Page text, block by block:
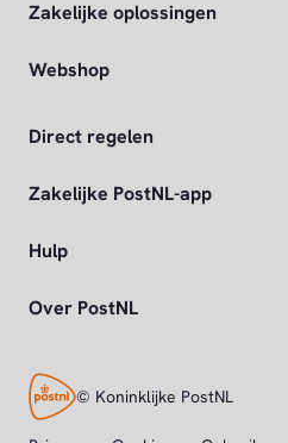
Zakelijke oplossingen
Webshop
Direct regelen
Zakelijke PostNL-app
Hulp
Over PostNL
© Koninklijke PostNL